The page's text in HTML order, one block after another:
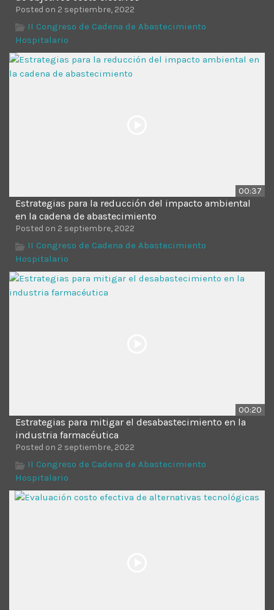
Posted on 2 septiembre, 2022
II Congreso de Cadena de Abastecimiento
Hospitalario
00:37
Estrategias para la reducción del impacto ambiental
en la cadena de abastecimiento
Posted on 2 septiembre, 2022
II Congreso de Cadena de Abastecimiento
Hospitalario
00:20
Estrategias para mitigar el desabastecimiento en la
industria farmacéutica
Posted on 2 septiembre, 2022
II Congreso de Cadena de Abastecimiento
Hospitalario